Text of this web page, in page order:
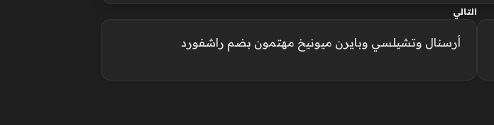
التالي
أرسنال وتشيلسي وبايرن ميونيخ مهتمون بضم راشفورد